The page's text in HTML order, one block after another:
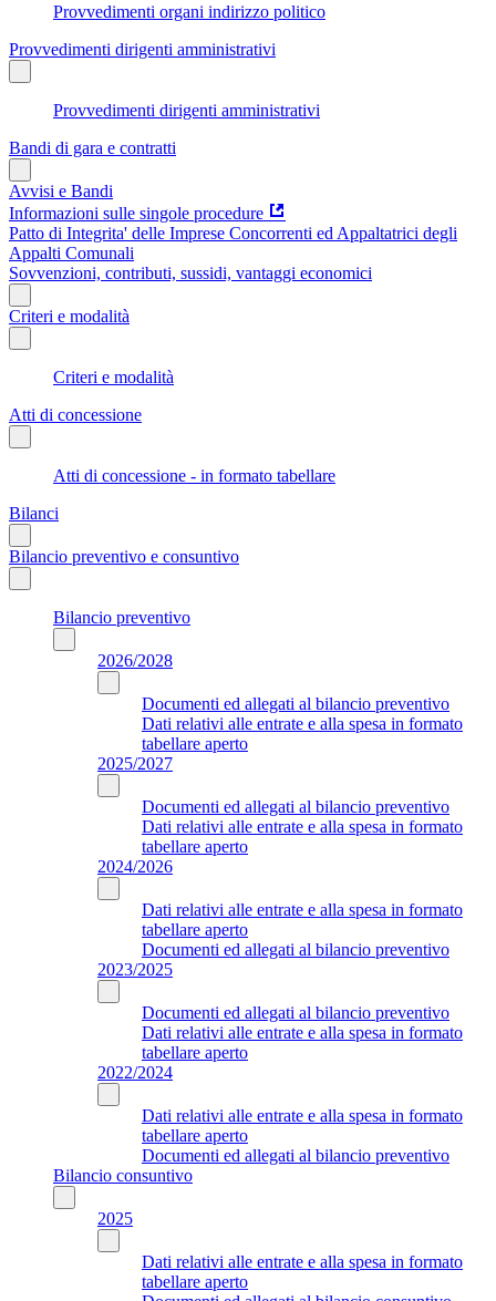
Provvedimenti organi indirizzo politico
Provvedimenti dirigenti amministrativi
Provvedimenti dirigenti amministrativi
Bandi di gara e contratti
Avvisi e Bandi
Informazioni sulle singole procedure
Patto di Integrita' delle Imprese Concorrenti ed Appaltatrici degli
Appalti Comunali
Sovvenzioni, contributi, sussidi, vantaggi economici
Criteri e modalità
Criteri e modalità
Atti di concessione
Atti di concessione - in formato tabellare
Bilanci
Bilancio preventivo e consuntivo
Bilancio preventivo
2026/2028
Documenti ed allegati al bilancio preventivo
Dati relativi alle entrate e alla spesa in formato
tabellare aperto
2025/2027
Documenti ed allegati al bilancio preventivo
Dati relativi alle entrate e alla spesa in formato
tabellare aperto
2024/2026
Dati relativi alle entrate e alla spesa in formato
tabellare aperto
Documenti ed allegati al bilancio preventivo
2023/2025
Documenti ed allegati al bilancio preventivo
Dati relativi alle entrate e alla spesa in formato
tabellare aperto
2022/2024
Dati relativi alle entrate e alla spesa in formato
tabellare aperto
Documenti ed allegati al bilancio preventivo
Bilancio consuntivo
2025
Dati relativi alle entrate e alla spesa in formato
tabellare aperto